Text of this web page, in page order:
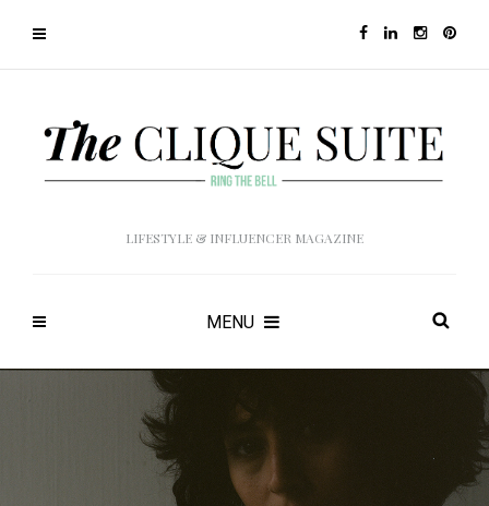
LIFESTYLE & INFLUENCER MAGAZINE
MENU